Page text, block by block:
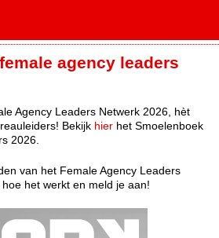
agency leaders
Agency Leaders Netwerk 2026, hèt
Bekijk hier het Smoelenboek
2026.
van het Female Agency Leaders
hoe het werkt en meld je aan!